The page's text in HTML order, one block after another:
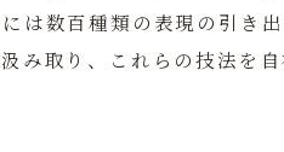
は数百種類の表現の引き
み取り、これらの技法を